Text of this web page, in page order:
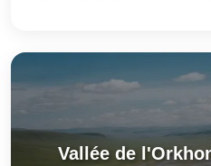
Vallée de